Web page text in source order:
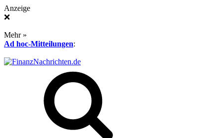
Anzeige
❌
Mehr »
Ad hoc-Mitteilungen: